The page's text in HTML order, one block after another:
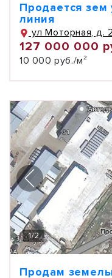
Продается зем
линия
ул Моторная, д.
127 000 000
10 000 руб./м²
1/2
Продам